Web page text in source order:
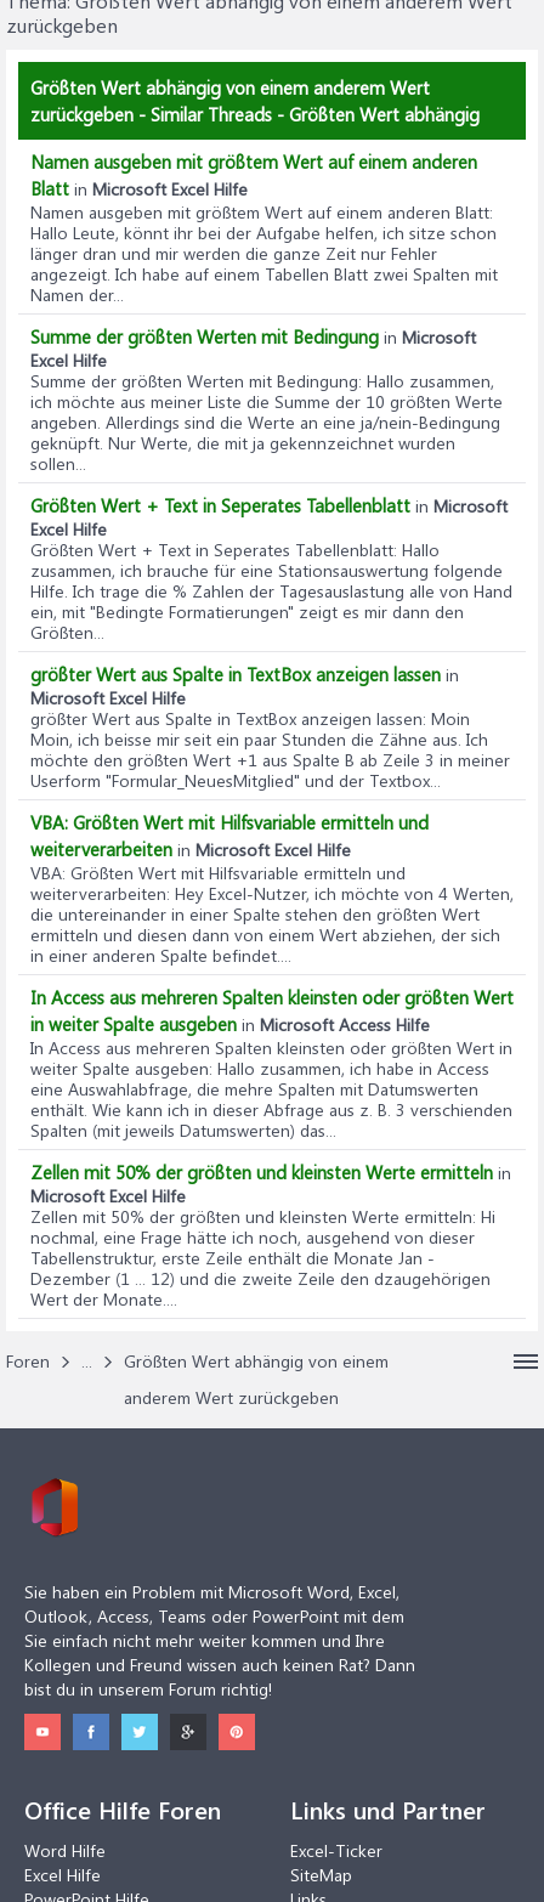
zurückgeben
Größten Wert abhängig von einem anderem Wert
zurückgeben - Similar Threads - Größten Wert abhängig
Namen ausgeben mit größtem Wert auf einem anderen
Blatt in Microsoft Excel Hilfe
Namen ausgeben mit größtem Wert auf einem anderen Blatt:
Hallo Leute, könnt ihr bei der Aufgabe helfen, ich sitze schon
länger dran und mir werden die ganze Zeit nur Fehler
angezeigt. Ich habe auf einem Tabellen Blatt zwei Spalten mit
Namen der...
Summe der größten Werten mit Bedingung in Microsoft
Excel Hilfe
Summe der größten Werten mit Bedingung: Hallo zusammen,
ich möchte aus meiner Liste die Summe der 10 größten Werte
angeben. Allerdings sind die Werte an eine ja/nein-Bedingung
geknüpft. Nur Werte, die mit ja gekennzeichnet wurden
sollen...
Größten Wert + Text in Seperates Tabellenblatt in Microsoft
Excel Hilfe
Größten Wert + Text in Seperates Tabellenblatt: Hallo
zusammen, ich brauche für eine Stationsauswertung folgende
Hilfe. Ich trage die % Zahlen der Tagesauslastung alle von Hand
ein, mit "Bedingte Formatierungen" zeigt es mir dann den
Größten...
größter Wert aus Spalte in TextBox anzeigen lassen in
Microsoft Excel Hilfe
größter Wert aus Spalte in TextBox anzeigen lassen: Moin
Moin, ich beisse mir seit ein paar Stunden die Zähne aus. Ich
möchte den größten Wert +1 aus Spalte B ab Zeile 3 in meiner
Userform "Formular_NeuesMitglied" und der Textbox...
VBA: Größten Wert mit Hilfsvariable ermitteln und
weiterverarbeiten in Microsoft Excel Hilfe
VBA: Größten Wert mit Hilfsvariable ermitteln und
weiterverarbeiten: Hey Excel-Nutzer, ich möchte von 4 Werten,
die untereinander in einer Spalte stehen den größten Wert
ermitteln und diesen dann von einem Wert abziehen, der sich
in einer anderen Spalte befindet....
In Access aus mehreren Spalten kleinsten oder größten Wert
in weiter Spalte ausgeben in Microsoft Access Hilfe
In Access aus mehreren Spalten kleinsten oder größten Wert in
weiter Spalte ausgeben: Hallo zusammen, ich habe in Access
eine Auswahlabfrage, die mehre Spalten mit Datumswerten
enthält. Wie kann ich in dieser Abfrage aus z. B. 3 verschienden
Spalten (mit jeweils Datumswerten) das...
Zellen mit 50% der größten und kleinsten Werte ermitteln in
Microsoft Excel Hilfe
Zellen mit 50% der größten und kleinsten Werte ermitteln: Hi
nochmal, eine Frage hätte ich noch, ausgehend von dieser
Tabellenstruktur, erste Zeile enthält die Monate Jan -
Dezember (1 ... 12) und die zweite Zeile den dzaugehörigen
Wert der Monate....
Foren ...
Größten Wert abhängig von einem
anderem Wert zurückgeben
Sie haben ein Problem mit Microsoft Word, Excel,
Outlook, Access, Teams oder PowerPoint mit dem
Sie einfach nicht mehr weiter kommen und Ihre
Kollegen und Freund wissen auch keinen Rat? Dann
bist du in unserem Forum richtig!
Office Hilfe Foren
Word Hilfe
Excel Hilfe
Links und Partner
Excel-Ticker
SiteMap